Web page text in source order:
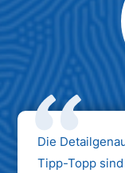
Die
Tipp-Topp